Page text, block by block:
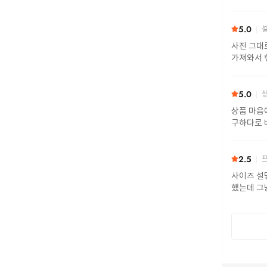
5.0
사진 그대
가져와서
5.0
상품 마음에 들
구하다로
2.5
사이즈 설명이 있